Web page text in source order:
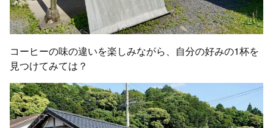
コーヒーの味の違いを楽しみながら、自分の好みの1杯を
見つけてみては？